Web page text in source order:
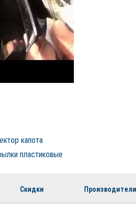
капота
пластиковые
Скидки Производители